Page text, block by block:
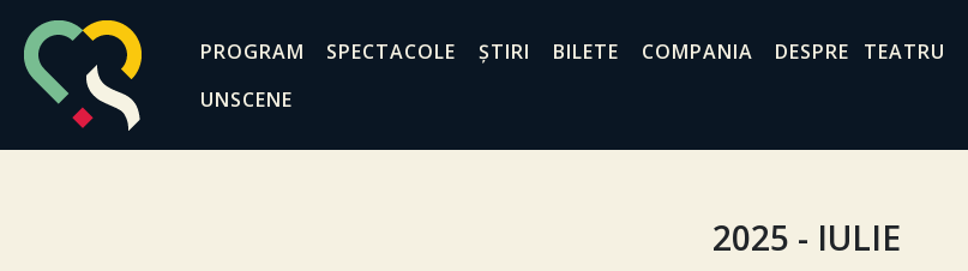
PROGRAM SPECTACOLE ȘTIRI BILETE COMPANIA DESPRE TEATRU
UNSCENE
2025 - IULIE